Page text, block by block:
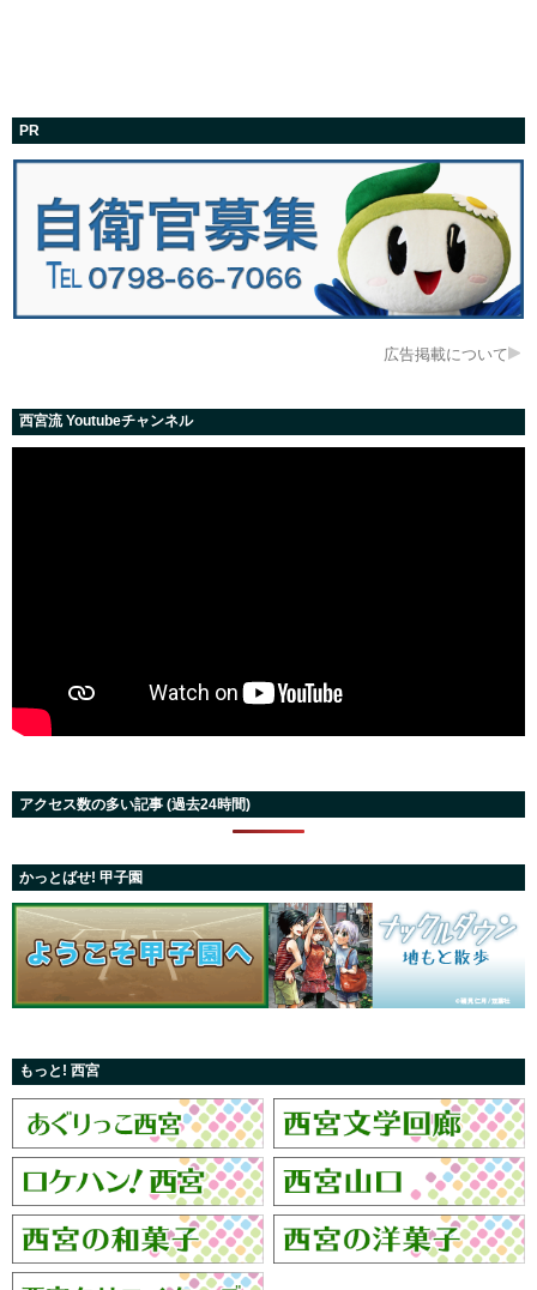
PR
広告掲載について
西宮流 Youtubeチャンネル
アクセス数の多い記事 (過去24時間)
かっとばせ! 甲子園
もっと! 西宮